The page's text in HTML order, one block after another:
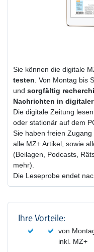
Sie können die digitale
testen. Von Montag bis
und sorgfältig
Nachrichten in digitaler
Die digitale Zeitung
oder stationär auf dem
Sie haben freien
alle MZ+ Artikel, sowie
(Beilagen, Podcasts,
mehr).
Die Leseprobe endet
Ihre Vorteile:
von
inkl. MZ+